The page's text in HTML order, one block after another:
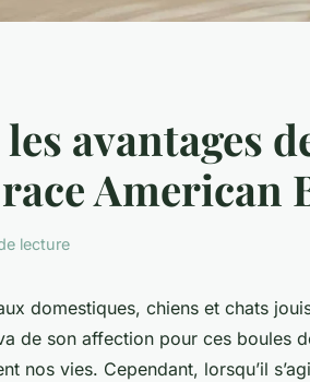
avantages
American
lecture
domestiques, chiens et chats
de son affection pour ces boules
nos vies. Cependant, lorsqu’il